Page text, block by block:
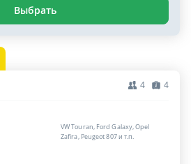
Выбрать
4 4
VW Touran, Ford Galaxy, Opel
Zafira, Peugeot 807 и т.п.